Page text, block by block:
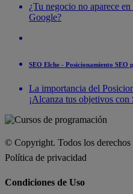
¿Tu negocio no aparece
Google?
SEO Elche - Posicionamiento SEO
La importancia del
¡Alcanza tus objetivos
© Copyright. Todos los derechos
Política de privacidad
Condiciones de Uso